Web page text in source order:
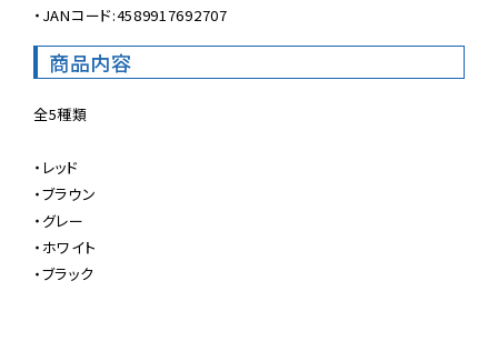
・JANコード:4589917692707
商品内容
全5種類
・レッド
・ブラウン
・グレー
・ホワイト
・ブラック